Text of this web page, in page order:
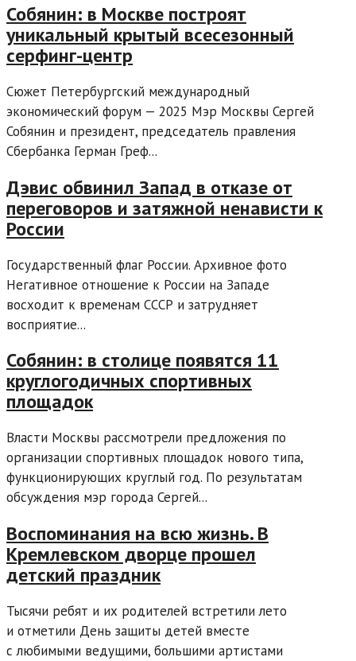
Собянин: в Москве построят
уникальный крытый всесезонный
серфинг-центр
Сюжет Петербургский международный
экономический форум — 2025 Мэр Москвы Сергей
Собянин и президент, председатель правления
Сбербанка Герман Греф...
Дэвис обвинил Запад в отказе от
переговоров и затяжной ненависти к
России
Государственный флаг России. Архивное фото
Негативное отношение к России на Западе
восходит к временам СССР и затрудняет
восприятие...
Собянин: в столице появятся 11
круглогодичных спортивных
площадок
Власти Москвы рассмотрели предложения по
организации спортивных площадок нового типа,
функционирующих круглый год. По результатам
обсуждения мэр города Сергей...
Воспоминания на всю жизнь. В
Кремлевском дворце прошел
детский праздник
Тысячи ребят и их родителей встретили лето
и отметили День защиты детей вместе
с любимыми ведущими, большими артистами